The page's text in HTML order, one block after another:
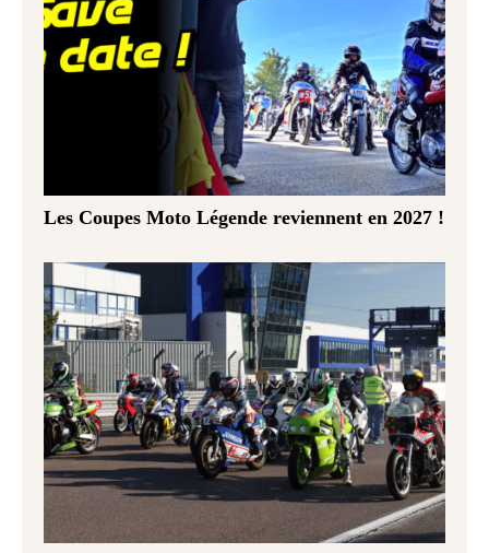
Les Coupes Moto Légende reviennent en 2027 !